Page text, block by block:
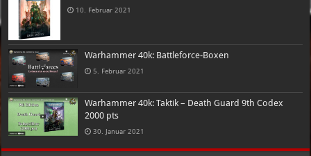
10. Februar 2021
Warhammer 40k: Battleforce-Boxen
5. Februar 2021
Warhammer 40k: Taktik – Death Guard 9th Codex
2000 pts
30. Januar 2021